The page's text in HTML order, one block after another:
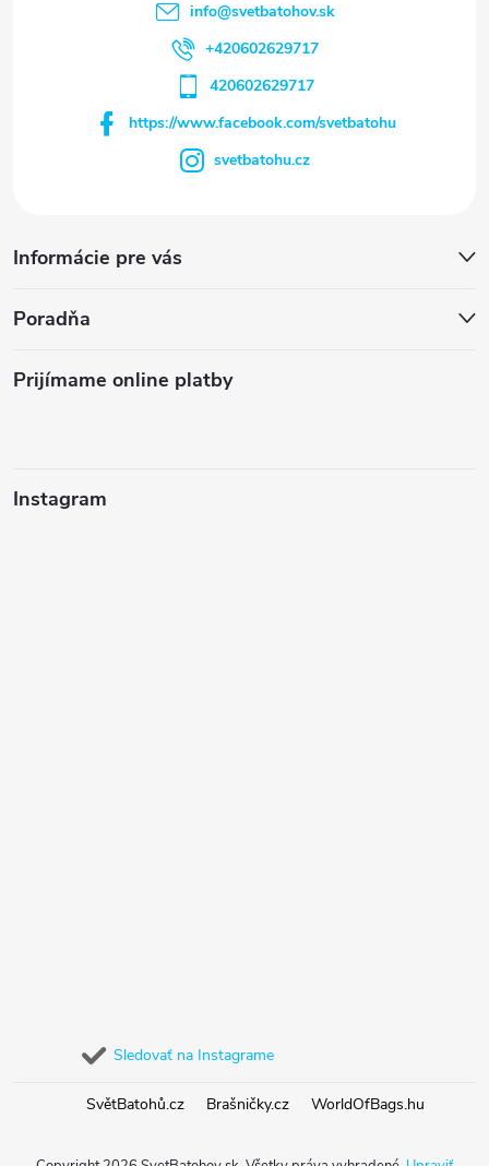
info@svetbatohov.sk
+420602629717
420602629717
https://www.facebook.com/svetbatohu
svetbatohu.cz
Informácie pre vás
Poradňa
Prijímame online platby
Instagram
Sledovať na Instagrame
SvětBatohů.cz Brašničky.cz WorldOfBags.hu